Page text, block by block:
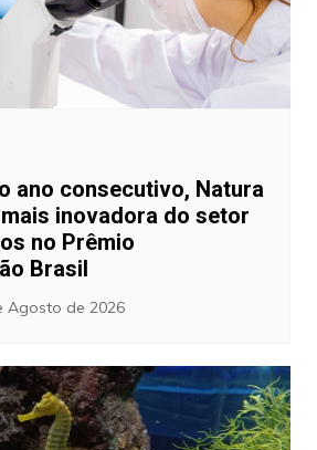
ano consecutivo, Natura
inovadora do setor
no Prêmio
Brasil
Agosto de 2026